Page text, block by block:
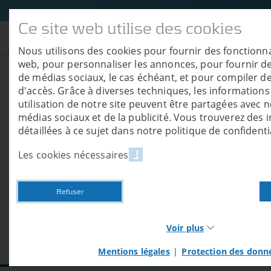
Container de
Air Classic
Les chambres de séchage de
Ce site web utilise des cookies
Nous utilisons des cookies pour fournir des
web, pour personnaliser les annonces, pour fournir
de médias sociaux, le cas échéant, et pour compiler
d'accès. Grâce à diverses techniques, les
utilisation de notre site peuvent être partagées avec
médias sociaux et de la publicité. Vous trouverez des
détaillées à ce sujet dans notre politique de
Les cookies nécessaires
Refuser
Voir plus
Necessary cookies
Mentions légales | Protection des